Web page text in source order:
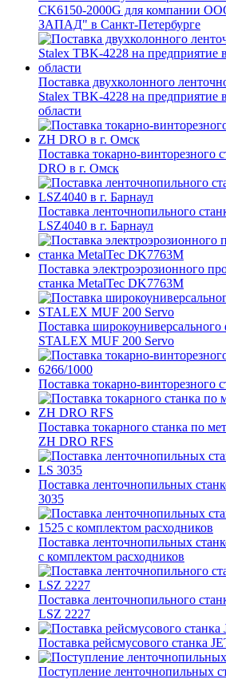
CK6150-2000G для компании
ЗАПАД" в Санкт-Петербурге
Поставка двухколонного
Stalex TBK-4228 на предприятие
области
Поставка токарно-винторезного
DRO в г. Омск
Поставка ленточнопильного
LSZ4040 в г. Барнаул
Поставка электроэрозионного
станка MetalTec DK7763M
Поставка широкоуниверсального
STALEX MUF 200 Servo
Поставка токарно-винторезного
Поставка токарного станка по
ZH DRO RFS
Поставка ленточнопильных
3035
Поставка ленточнопильных
с комплектом расходников
Поставка ленточнопильного
LSZ 2227
Поставка рейсмусового станка
Поступление ленточнопильных